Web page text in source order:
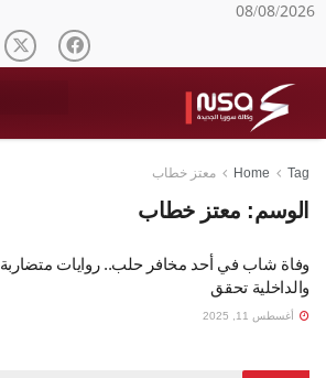
08/08/2026
Home Tag معتز خطاب
الوسم: معتز خطاب
وفاة شاب في أحد مخافر حلب.. روايات متضاربة
والداخلية تحقق
أغسطس 11, 2025